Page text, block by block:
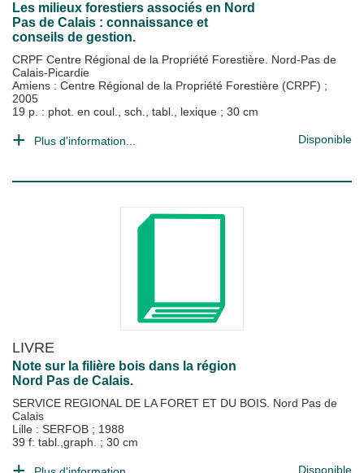
Les milieux forestiers associés en Nord
Pas de Calais : connaissance et
conseils de gestion.
CRPF Centre Régional de la Propriété Forestière. Nord-Pas de
Calais-Picardie
Amiens : Centre Régional de la Propriété Forestière (CRPF) ;
2005
19 p. : phot. en coul., sch., tabl., lexique ; 30 cm
Plus d'information... Disponible
LIVRE
Note sur la filière bois dans la région
Nord Pas de Calais.
SERVICE REGIONAL DE LA FORET ET DU BOIS. Nord Pas de
Calais
Lille : SERFOB ; 1988
39 f: tabl.,graph. ; 30 cm
Disponible